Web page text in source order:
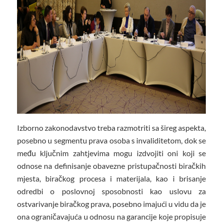
Izborno zakonodavstvo treba razmotriti sa šireg aspekta,
posebno u segmentu prava osoba s invaliditetom, dok se
među ključnim zahtjevima mogu izdvojiti oni koji se
odnose na definisanje obavezne pristupačnosti biračkih
mjesta, biračkog procesa i materijala, kao i brisanje
odredbi o poslovnoj sposobnosti kao uslovu za
ostvarivanje biračkog prava, posebno imajući u vidu da je
ona ograničavajuća u odnosu na garancije koje propisuje